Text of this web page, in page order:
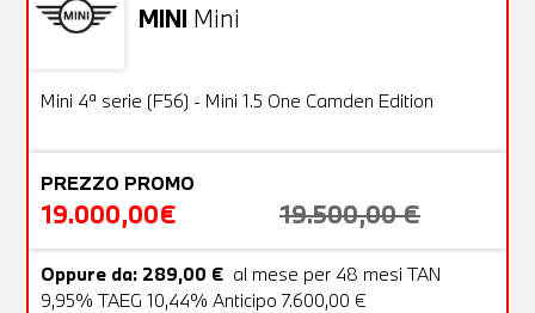
MINI Mini
OFFERTA
Mini 4ª serie (F56) - Mini 1.5 One Camden Edition
PREZZO PROMO
19.000,00€ 19.500,00 €
Oppure da: 289,00 € al mese per 48 mesi TAN
9,95% TAEG 10,44% Anticipo 7.600,00 €